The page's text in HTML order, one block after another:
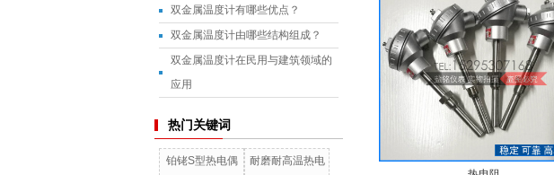
双金属温度计有哪些优点？
双金属温度计由哪些结构组成？
双金属温度计在民用与建筑领域的
应用
热门关键词
铂铑S型热电偶 耐磨耐高温热电